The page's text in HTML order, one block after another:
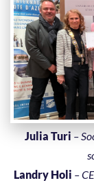
Julia Turi –
Landry Holi –